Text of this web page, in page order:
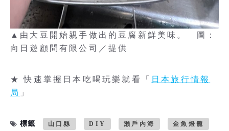
▲由大豆開始親手做出的豆腐新鮮美味。 圖：
向日遊顧問有限公司／提供
★ 快速掌握日本吃喝玩樂就看「
日本旅行情報
局 」
標籤 山口縣 DIY 瀨戶內海 金魚燈籠